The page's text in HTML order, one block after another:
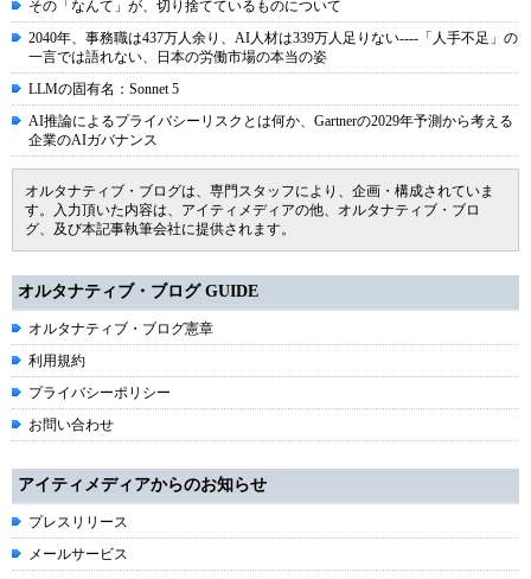
その「なんて」が、切り捨てているものについて
2040年、事務職は437万人余り、AI人材は339万人足りない----「人手不足」の
一言では語れない、日本の労働市場の本当の姿
LLMの固有名：Sonnet 5
AI推論によるプライバシーリスクとは何か、Gartnerの2029年予測から考える
企業のAIガバナンス
オルタナティブ・ブログは、専門スタッフにより、企画・構成されていま
す。入力頂いた内容は、アイティメディアの他、オルタナティブ・ブロ
グ、及び本記事執筆会社に提供されます。
オルタナティブ・ブログ GUIDE
オルタナティブ・ブログ憲章
利用規約
プライバシーポリシー
お問い合わせ
アイティメディアからのお知らせ
プレスリリース
メールサービス